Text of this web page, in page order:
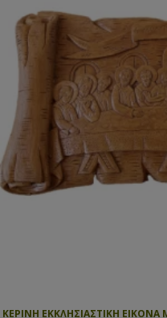
ΚΕΡΙΝΗ ΕΚΚΛΗΣΙΑΣΤΙΚΗ